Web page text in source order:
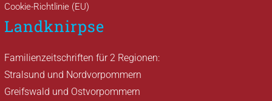
Cookie-Richtlinie (EU)
Landknirpse
Familienzeitschriften für 2 Regionen:
Stralsund und Nordvorpommern
Greifswald und Ostvorpommern